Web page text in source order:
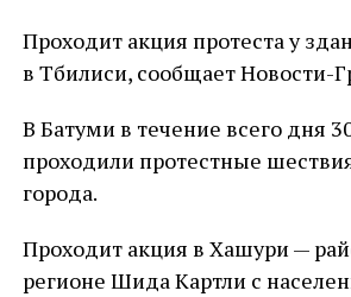
Проходит акция протеста у
в Тбилиси, сообщает Новости-
В Батуми в течение всего дня
проходили протестные
города.
Проходит акция в Хашури —
регионе Шида Картли с